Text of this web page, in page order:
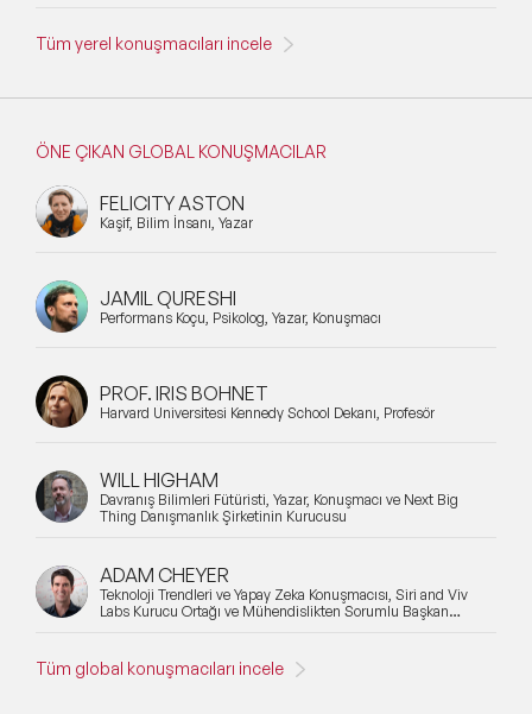
Tüm yerel konuşmacıları incele
ÖNE ÇIKAN GLOBAL KONUŞMACILAR
FELICITY ASTON
Kaşif, Bilim İnsanı, Yazar
JAMIL QURESHI
Performans Koçu, Psikolog, Yazar, Konuşmacı
PROF. IRIS BOHNET
Harvard Üniversitesi Kennedy School Dekanı, Profesör
WILL HIGHAM
Davranış Bilimleri Fütüristi, Yazar, Konuşmacı ve Next Big
Thing Danışmanlık Şirketinin Kurucusu
ADAM CHEYER
Teknoloji Trendleri ve Yapay Zeka Konuşmacısı, Siri and Viv
Labs Kurucu Ortağı ve Mühendislikten Sorumlu Başkan
Tüm global konuşmacıları incele